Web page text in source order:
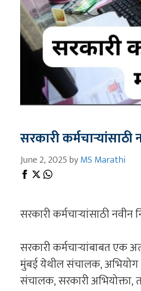
सरकारी कर्मचाऱ्यांसाठी
June 2, 2025byMS Marathi
सरकारी कर्मचाऱ्यांसाठी नवीन
सरकारी कर्मचाऱ्यांबाबत एक
मुंबई येथील संचालक, अभियोग
संचालक, सरकारी अभियोक्ता,